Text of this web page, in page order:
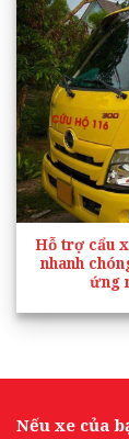
Hỗ trợ cẩu
nhanh
ứng
Nếu xe của